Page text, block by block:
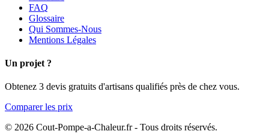
FAQ
Glossaire
Qui Sommes-Nous
Mentions Légales
Un projet ?
Obtenez 3 devis gratuits d'artisans qualifiés près de chez vous.
Comparer les prix
© 2026 Cout-Pompe-a-Chaleur.fr - Tous droits réservés.